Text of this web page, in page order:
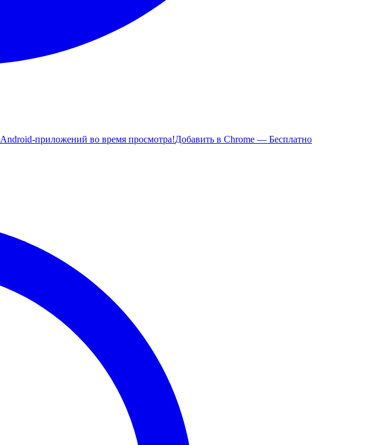
приложений во время просмотра!Добавить в Chrome — Бесплатно